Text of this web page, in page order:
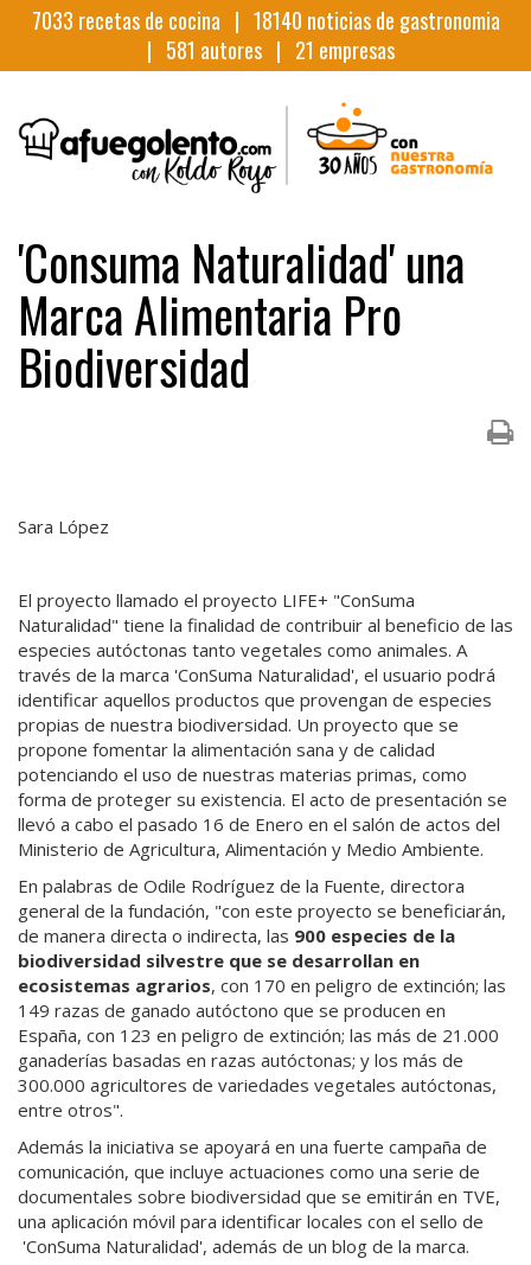
7033 recetas de cocina | 18140 noticias de gastronomia
| 581 autores | 21 empresas
'Consuma Naturalidad' una
Marca Alimentaria Pro
Biodiversidad
Sara López
El proyecto llamado el proyecto LIFE+ "ConSuma
Naturalidad" tiene la finalidad de contribuir al beneficio de las
especies autóctonas tanto vegetales como animales. A
través de la marca 'ConSuma Naturalidad', el usuario podrá
identificar aquellos productos que provengan de especies
propias de nuestra biodiversidad. Un proyecto que se
propone fomentar la alimentación sana y de calidad
potenciando el uso de nuestras materias primas, como
forma de proteger su existencia. El acto de presentación se
llevó a cabo el pasado 16 de Enero en el salón de actos del
Ministerio de Agricultura, Alimentación y Medio Ambiente.
En palabras de Odile Rodríguez de la Fuente, directora
general de la fundación, "con este proyecto se beneficiarán,
de manera directa o indirecta, las 900 especies de la
biodiversidad silvestre que se desarrollan en
ecosistemas agrarios, con 170 en peligro de extinción; las
149 razas de ganado autóctono que se producen en
España, con 123 en peligro de extinción; las más de 21.000
ganaderías basadas en razas autóctonas; y los más de
300.000 agricultores de variedades vegetales autóctonas,
entre otros".
Además la iniciativa se apoyará en una fuerte campaña de
comunicación, que incluye actuaciones como una serie de
documentales sobre biodiversidad que se emitirán en TVE,
una aplicación móvil para identificar locales con el sello de
'ConSuma Naturalidad', además de un blog de la marca.